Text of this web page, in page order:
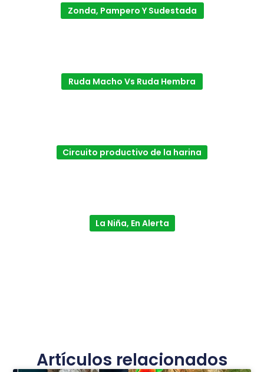
Zonda, Pampero Y Sudestada
Ruda Macho Vs Ruda Hembra
Circuito productivo de la harina
La Niña, En Alerta
Artículos relacionados